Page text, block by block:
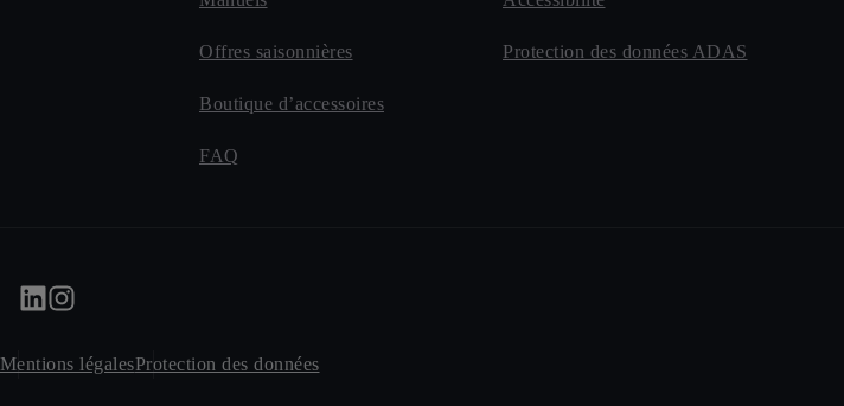
Offres saisonnières
Boutique d’accessoires
FAQ
Protection des données ADAS
Mentions légalesProtection des données